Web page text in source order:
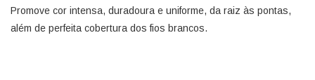
Promove cor intensa, duradoura e uniforme, da raiz às pontas,
além de perfeita cobertura dos fios brancos.